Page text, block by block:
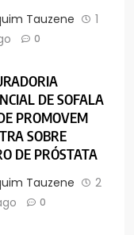
Tauzene
1
0
DE SOFALA
PROMOVEM
SOBRE
DE PRÓSTATA
Tauzene
2
0